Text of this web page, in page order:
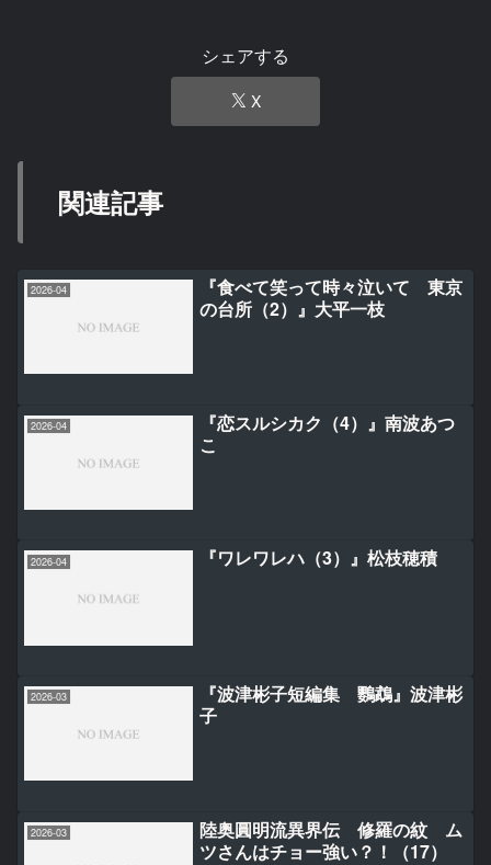
シェアする
X
関連記事
2026-04
『食べて笑って時々泣いて 東京
の台所（2）』大平一枝
2026-04
『恋スルシカク（4）』南波あつ
こ
2026-04 『ワレワレハ（3）』松枝穂積
2026-03
『波津彬子短編集 鸚鵡』波津彬
子
2026-03
陸奥圓明流異界伝 修羅の紋 ム
ツさんはチョー強い？！（17）